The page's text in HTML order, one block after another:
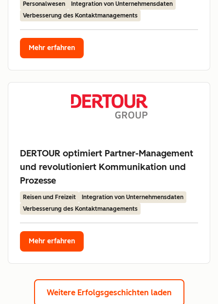
Personalwesen
Integration von Unternehmensdaten
Verbesserung des Kontaktmanagements
Mehr erfahren
DERTOUR optimiert Partner-Management
und revolutioniert Kommunikation und
Prozesse
Reisen und Freizeit
Integration von Unternehmensdaten
Verbesserung des Kontaktmanagements
Mehr erfahren
Weitere Erfolgsgeschichten laden